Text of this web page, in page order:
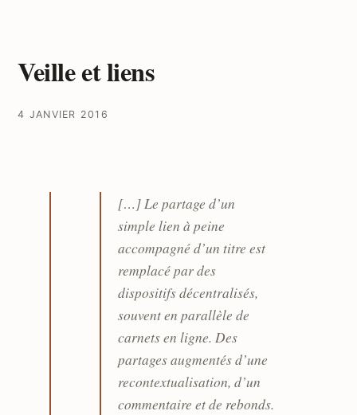
Veille et liens
4 JANVIER 2016
[…] Le partage d’un
simple lien à peine
accompagné d’un titre est
remplacé par des
dispositifs décentralisés,
souvent en parallèle de
carnets en ligne. Des
partages augmentés d’une
recontextualisation, d’un
commentaire et de rebonds.